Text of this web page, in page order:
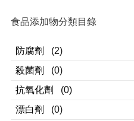
食品添加物分類目錄
防腐劑
(2)
殺菌劑
(0)
抗氧化劑
(0)
漂白劑
(0)